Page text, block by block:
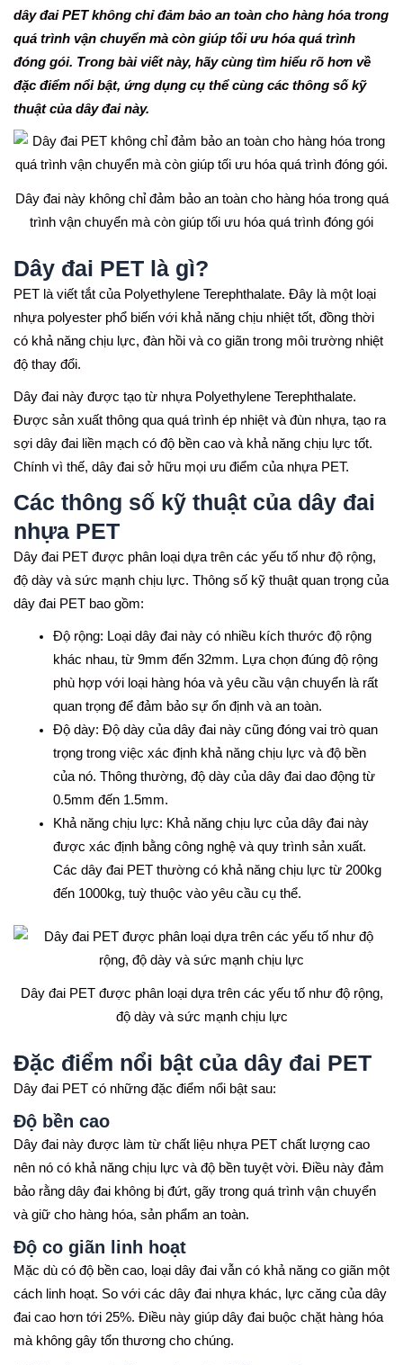
dây đai PET không chỉ đảm bảo an toàn cho hàng hóa trong
quá trình vận chuyển mà còn giúp tối ưu hóa quá trình
đóng gói. Trong bài viết này, hãy cùng tìm hiểu rõ hơn về
đặc điểm nổi bật, ứng dụng cụ thể cùng các thông số kỹ
thuật của dây đai này.
Dây đai này không chỉ đảm bảo an toàn cho hàng hóa trong quá
trình vận chuyển mà còn giúp tối ưu hóa quá trình đóng gói
Dây đai PET là gì?
PET là viết tắt của Polyethylene Terephthalate. Đây là một loại
nhựa polyester phổ biến với khả năng chịu nhiệt tốt, đồng thời
có khả năng chịu lực, đàn hồi và co giãn trong môi trường nhiệt
độ thay đổi.
Dây đai này được tạo từ nhựa Polyethylene Terephthalate.
Được sản xuất thông qua quá trình ép nhiệt và đùn nhựa, tạo ra
sợi dây đai liền mạch có độ bền cao và khả năng chịu lực tốt.
Chính vì thế, dây đai sở hữu mọi ưu điểm của nhựa PET.
Các thông số kỹ thuật của dây đai
nhựa PET
Dây đai PET được phân loại dựa trên các yếu tố như độ rộng,
độ dày và sức mạnh chịu lực. Thông số kỹ thuật quan trọng của
dây đai PET bao gồm:
Độ rộng: Loại dây đai này có nhiều kích thước độ rộng
khác nhau, từ 9mm đến 32mm. Lựa chọn đúng độ rộng
phù hợp với loại hàng hóa và yêu cầu vận chuyển là rất
quan trọng để đảm bảo sự ổn định và an toàn.
Độ dày: Độ dày của dây đai này cũng đóng vai trò quan
trọng trong việc xác định khả năng chịu lực và độ bền
của nó. Thông thường, độ dày của dây đai dao động từ
0.5mm đến 1.5mm.
Khả năng chịu lực: Khả năng chịu lực của dây đai này
được xác định bằng công nghệ và quy trình sản xuất.
Các dây đai PET thường có khả năng chịu lực từ 200kg
đến 1000kg, tuỳ thuộc vào yêu cầu cụ thể.
Dây đai PET được phân loại dựa trên các yếu tố như độ rộng,
độ dày và sức mạnh chịu lực
Đặc điểm nổi bật của dây đai PET
Dây đai PET có những đặc điểm nổi bật sau:
Độ bền cao
Dây đai này được làm từ chất liệu nhựa PET chất lượng cao
nên nó có khả năng chịu lực và độ bền tuyệt vời. Điều này đảm
bảo rằng dây đai không bị đứt, gãy trong quá trình vận chuyển
và giữ cho hàng hóa, sản phẩm an toàn.
Độ co giãn linh hoạt
Mặc dù có độ bền cao, loại dây đai vẫn có khả năng co giãn một
cách linh hoạt. So với các dây đai nhựa khác, lực căng của dây
đai cao hơn tới 25%. Điều này giúp dây đai buộc chặt hàng hóa
mà không gây tổn thương cho chúng.